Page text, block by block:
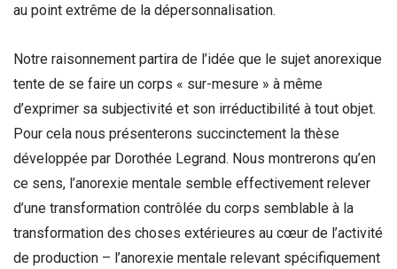
au point extrême de la dépersonnalisation.
Notre raisonnement partira de l’idée que le sujet anorexique
tente de se faire un corps « sur-mesure » à même
d’exprimer sa subjectivité et son irréductibilité à tout objet.
Pour cela nous présenterons succinctement la thèse
développée par Dorothée Legrand. Nous montrerons qu’en
ce sens, l’anorexie mentale semble effectivement relever
d’une transformation contrôlée du corps semblable à la
transformation des choses extérieures au cœur de l’activité
de production – l’anorexie mentale relevant spécifiquement